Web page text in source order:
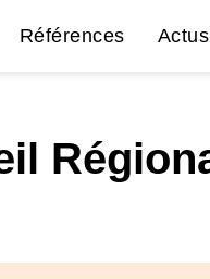
Références